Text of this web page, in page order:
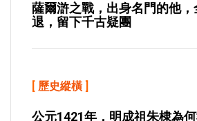
薩爾滸之戰，出身名門的他
退，留下千古疑團
[ 歷史縱橫 ]
公元1421年，明成祖朱棣為